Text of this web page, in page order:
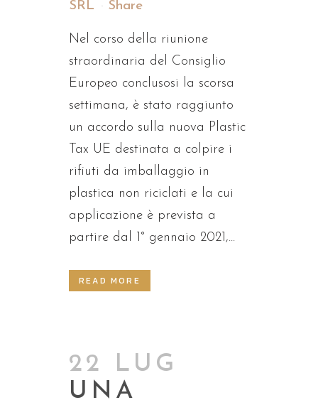
SRL Share
Nel corso della riunione
straordinaria del Consiglio
Europeo conclusosi la scorsa
settimana, è stato raggiunto
un accordo sulla nuova Plastic
Tax UE destinata a colpire i
rifiuti da imballaggio in
plastica non riciclati e la cui
applicazione è prevista a
partire dal 1° gennaio 2021,...
READ MORE
22 LUG
UNA